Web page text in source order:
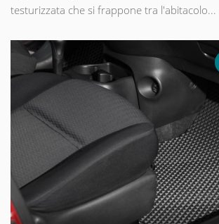
testurizzata che si frappone tra l'abitacolo...